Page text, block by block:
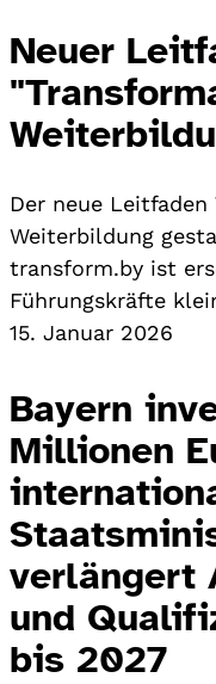
Neuer
Der neue
Weiterbildung
transform.by ist
Führungskräfte
15. Januar 2026
Bayern
Millionen
verlängert
und
bis 2027